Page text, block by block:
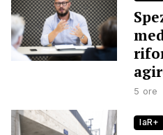
5 ore
laR+